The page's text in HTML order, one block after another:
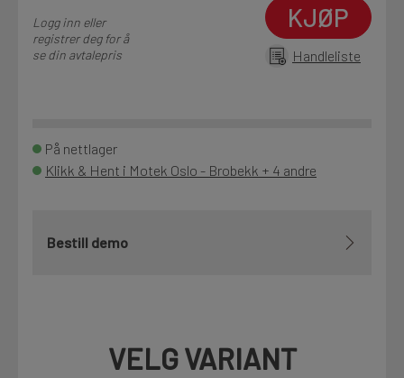
Logg inn eller
registrer deg for å
se din avtalepris
KJØP
Handleliste
På nettlager
Klikk & Hent i Motek Oslo - Brobekk + 4 andre
Bestill demo
VELG VARIANT